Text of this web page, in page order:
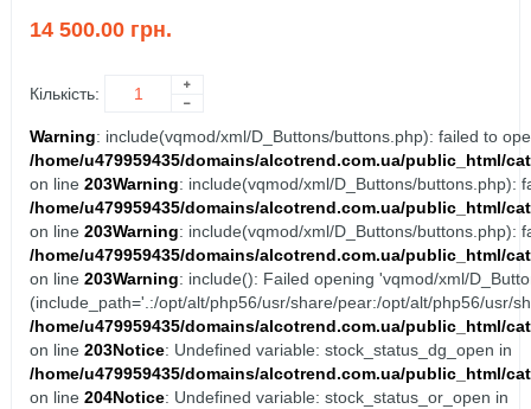
14 500.00 грн.
Кількість:
Warning: include(vqmod/xml/D_Buttons/buttons.php): failed to
/home/u479959435/domains/alcotrend.com.ua/public_html/
on line 203Warning: include(vqmod/xml/D_Buttons/buttons.php):
/home/u479959435/domains/alcotrend.com.ua/public_html/
on line 203Warning: include(vqmod/xml/D_Buttons/buttons.php):
/home/u479959435/domains/alcotrend.com.ua/public_html/
on line 203Warning: include(): Failed opening 'vqmod/xml/
(include_path='.:/opt/alt/php56/usr/share/pear:/opt/alt/php56/usr/
/home/u479959435/domains/alcotrend.com.ua/public_html/
on line 203Notice: Undefined variable: stock_status_dg_open in
/home/u479959435/domains/alcotrend.com.ua/public_html/
on line 204Notice: Undefined variable: stock_status_or_open in